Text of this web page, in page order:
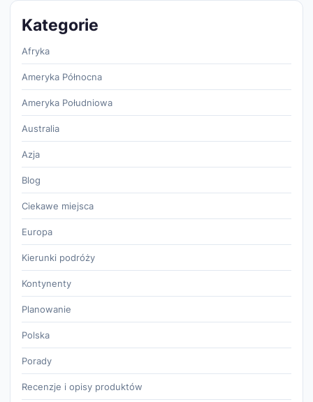
Kategorie
Afryka
Ameryka Północna
Ameryka Południowa
Australia
Azja
Blog
Ciekawe miejsca
Europa
Kierunki podróży
Kontynenty
Planowanie
Polska
Porady
Recenzje i opisy produktów